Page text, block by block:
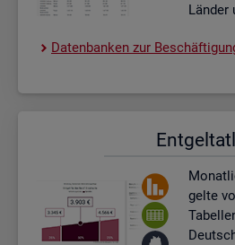
Län­der
Da­ten­ban­ken zur
gel­te